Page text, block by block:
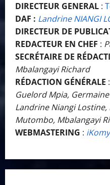
DIRECTEUR GENERAL :
DAF : Landrine NIANGI
DIRECTEUR DE
REDACTEUR EN CHEF :
SECRÉTAIRE DE
Mbalangayi Richard
RÉDACTION GÉNÉRALE :
Guelord Mpia,
Landrine Niangi
Mutombo, Mbalangayi
WEBMASTERING :